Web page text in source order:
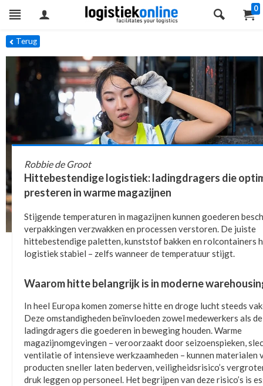
0
Terug
Robbie de Groot
Hittebestendige logistiek: ladingdragers die
presteren in warme magazijnen
Stijgende temperaturen in magazijnen kunnen goederen
verpakkingen verzwakken en processen verstoren. De juiste
hittebestendige paletten, kunststof bakken en rolcontainers
logistiek stabiel – zelfs wanneer de temperatuur stijgt.
Waarom hitte belangrijk is in moderne
In heel Europa komen zomerse hitte en droge lucht steeds
Deze omstandigheden beïnvloeden zowel medewerkers als de
ladingdragers die goederen in beweging houden. Warme
magazijnomgevingen – veroorzaakt door seizoenspieken,
ventilatie of intensieve werkzaamheden – kunnen materialen
producten sneller laten bederven, veiligheidsrisico’s
druk leggen op personeel. Het begrijpen van deze risico’s is